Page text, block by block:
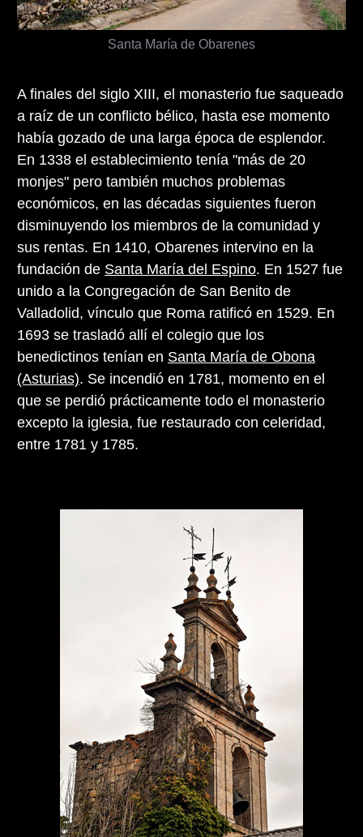
A finales del siglo XIII, el monasterio fue saqueado
a raíz de un conflicto bélico, hasta ese momento
había gozado de una larga época de esplendor.
En 1338 el establecimiento tenía "más de 20
monjes" pero también muchos problemas
económicos, en las décadas siguientes fueron
disminuyendo los miembros de la comunidad y
sus rentas. En 1410, Obarenes intervino en la
fundación de Santa María del Espino. En 1527 fue
unido a la Congregación de San Benito de
Valladolid, vínculo que Roma ratificó en 1529. En
1693 se trasladó allí el colegio que los
benedictinos tenían en Santa María de Obona
(Asturias). Se incendió en 1781, momento en el
que se perdió prácticamente todo el monasterio
excepto la iglesia, fue restaurado con celeridad,
entre 1781 y 1785.
Santa María de Obarenes